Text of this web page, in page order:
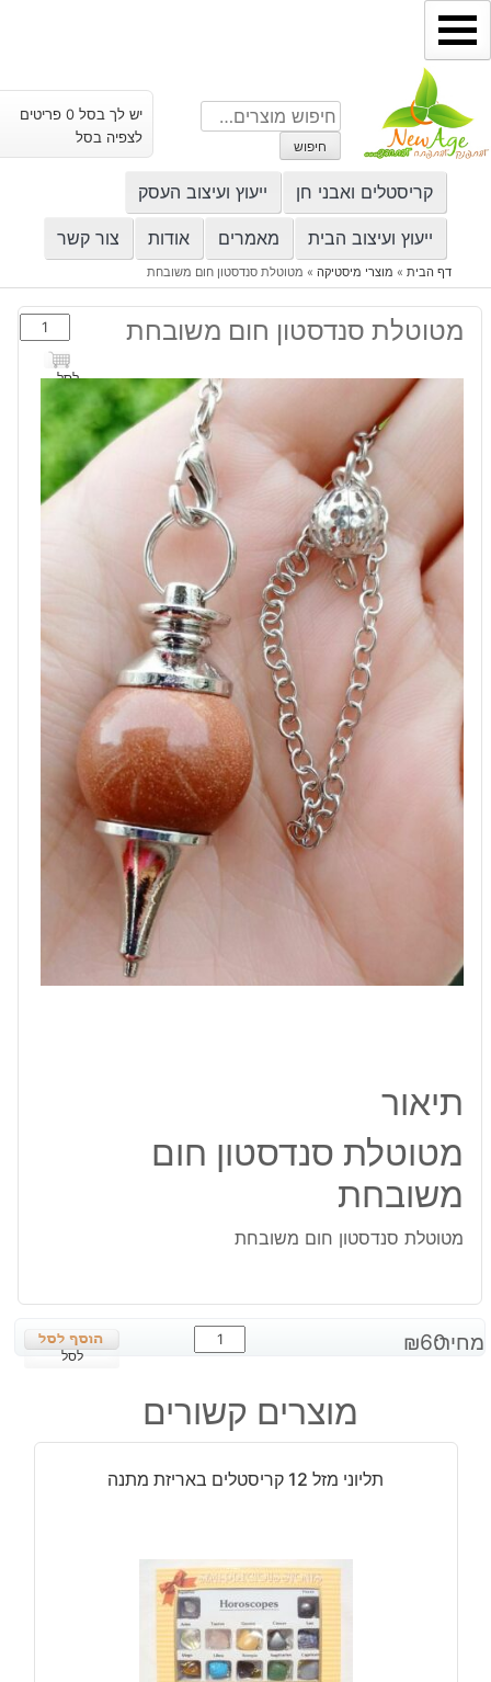
דילוג
לתוכן
חיפוש
עבור:
חיפוש
יש לך בסל 0 פריטים
לצפיה בסל
קריסטלים ואבני חן ייעוץ ועיצוב העסק
ייעוץ ועיצוב הבית מאמרים אודות צור קשר
דף הבית» מוצרי מיסטיקה» מטוטלת סנדסטון חום משובחת
מטוטלת סנדסטון חום משובחת
כמות
של
מטוטלת
סנדסטון
חום
משובחת
לסל
תיאור
מטוטלת סנדסטון חום
משובחת
מטוטלת סנדסטון חום משובחת
מחיר: ₪60
כמות
של
סנדסטון
חום
לסל
מוצרים קשורים
תליוני מזל 12 קריסטלים באריזת מתנה